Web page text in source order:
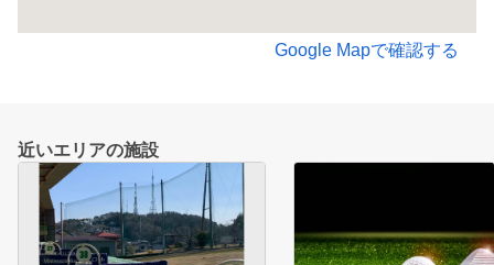
Google Mapで確認する
近いエリアの施設